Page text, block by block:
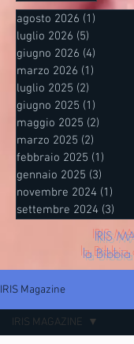
agosto 2026 (1)
luglio 2026 (5)
giugno 2026 (4)
marzo 2026 (1)
luglio 2025 (2)
giugno 2025 (1)
maggio 2025 (2)
marzo 2025 (2)
febbraio 2025 (1)
gennaio 2025 (3)
novembre 2024 (1)
settembre 2024 (3)
IRIS
la Bibbia
IRIS Magazine
IRIS MAGAZINE